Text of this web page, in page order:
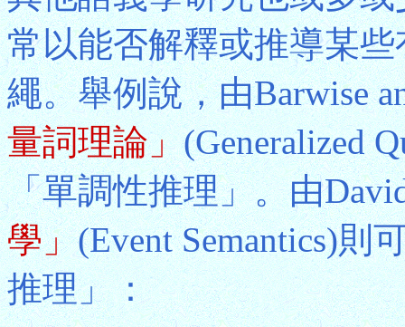
常以能否解釋或推導某
繩。舉例說，由Barwise
量詞理論」(Generalized
「單調性推理」。由
學」(Event Semantics)則
推理」：